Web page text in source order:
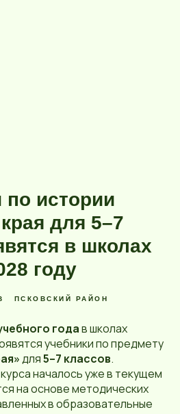
по истории
для 5–7
в школах
году
ПСКОВСКИЙ РАЙОН
годав школах
учебники по предмету
для5–7 классов.
началось уже в текущем
на основе методических
в образовательные